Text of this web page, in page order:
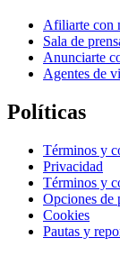
Afiliarte con
Sala de
Anunciarte
Agentes de
Políticas
Términos y
Privacidad
Términos y
Opciones de
Cookies
Pautas y